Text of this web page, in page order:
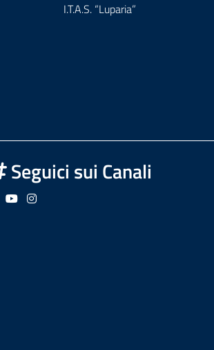
I.T.A.S. “Luparia”
Seguici sui Canali
Seguici su Facebook
Seguici su YouTube
Seguici su Instagram